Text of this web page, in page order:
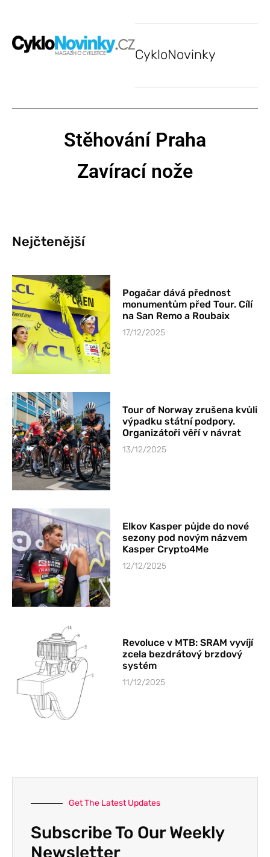
CykloNovinky
Stěhování Praha
Zavírací nože
Nejčtenější
Pogačar dává přednost
monumentům před Tour. Cílí
na San Remo a Roubaix
17/12/2025
Tour of Norway zrušena kvůli
výpadku státní podpory.
Organizátoři věří v návrat
13/12/2025
Elkov Kasper půjde do nové
sezony pod novým názvem
Kasper Crypto4Me
12/12/2025
Revoluce v MTB: SRAM vyvíjí
zcela bezdrátový brzdový
systém
11/12/2025
Get The Latest Updates
Subscribe To Our Weekly
Newsletter